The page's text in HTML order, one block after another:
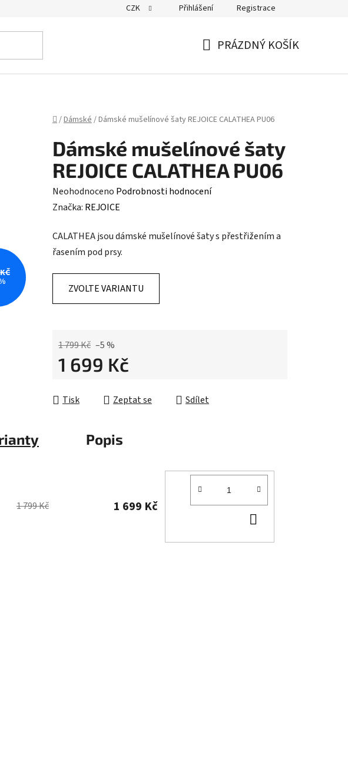
CZK Přihlášení Registrace
PRÁZDNÝ KOŠÍK
Domů
/Dámské/Dámské mušelínové šaty REJOICE CALATHEA PU06
Dámské mušelínové šaty
REJOICE CALATHEA PU06
Průměrné
hodnocení
je
0,0
z
hvězdiček.
Neohodnoceno Podrobnosti hodnocení
Značka: REJOICE
CALATHEA jsou dámské mušelínové šaty s přestřižením a
řasením pod prsy.
ZVOLTE VARIANTU
1 799 Kč –5 %
1 699 Kč
Tisk
Zeptat se Sdílet
Popis
1 799 Kč 1 699 Kč
KOŠÍKU